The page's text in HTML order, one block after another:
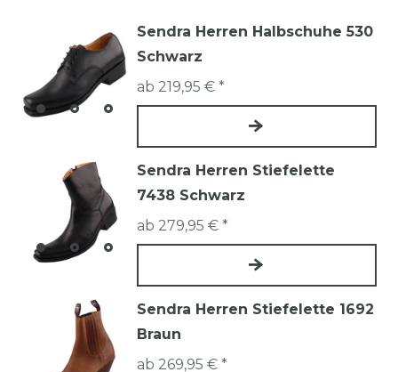
Sendra Herren Halbschuhe 530
Schwarz
ab 219,95 € *
Sendra Herren Stiefelette
7438 Schwarz
ab 279,95 € *
Sendra Herren Stiefelette 1692
Braun
ab 269,95 € *